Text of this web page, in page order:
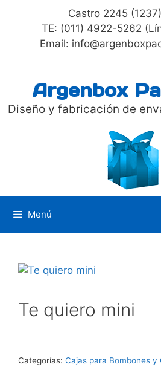
contenido
Castro 2245
TE: (011) 4922-5262
Email:
Argenbox
Diseño y fabricación de
Menú
Te quiero mini
Categorías: Cajas para Bombones y